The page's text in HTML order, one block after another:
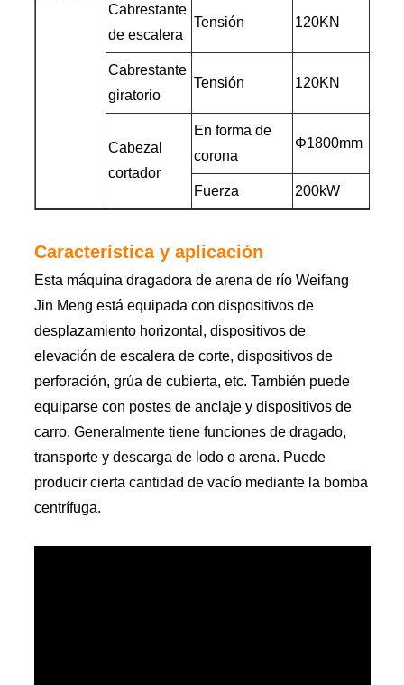
Cabrestante
de escalera
Tensión 120KN
Cabrestante
giratorio
Tensión 120KN
Cabezal
cortador
En forma de
corona
Φ1800mm
Fuerza 200kW
Característica y aplicación
Esta máquina dragadora de arena de río Weifang
Jin Meng está equipada con dispositivos de
desplazamiento horizontal, dispositivos de
elevación de escalera de corte, dispositivos de
perforación, grúa de cubierta, etc. También puede
equiparse con postes de anclaje y dispositivos de
carro. Generalmente tiene funciones de dragado,
transporte y descarga de lodo o arena. Puede
producir cierta cantidad de vacío mediante la bomba
centrífuga.